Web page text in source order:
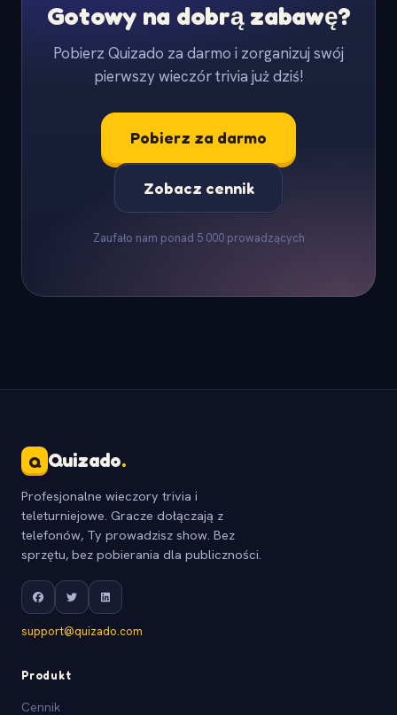
Gotowy na dobrą zabawę?
Pobierz Quizado za darmo i zorganizuj swój
pierwszy wieczór trivia już dziś!
Pobierz za darmo
Zobacz cennik
Zaufało nam ponad 5 000 prowadzących
Q Quizado.
Profesjonalne wieczory trivia i
teleturniejowe. Gracze dołączają z
telefonów, Ty prowadzisz show. Bez
sprzętu, bez pobierania dla publiczności.
support@quizado.com
Produkt
Cennik